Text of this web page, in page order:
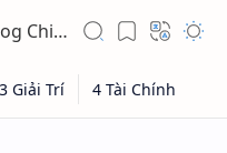
liệu Toán học